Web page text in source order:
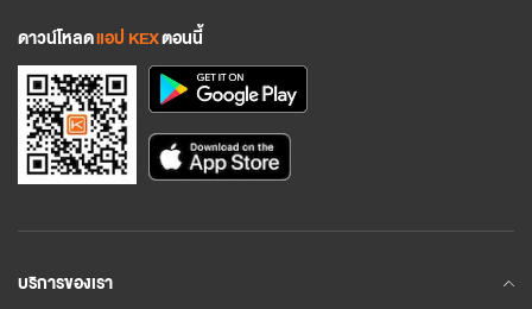
ดาวน์โหลดแอป KEXตอนนี้
บริการของเรา